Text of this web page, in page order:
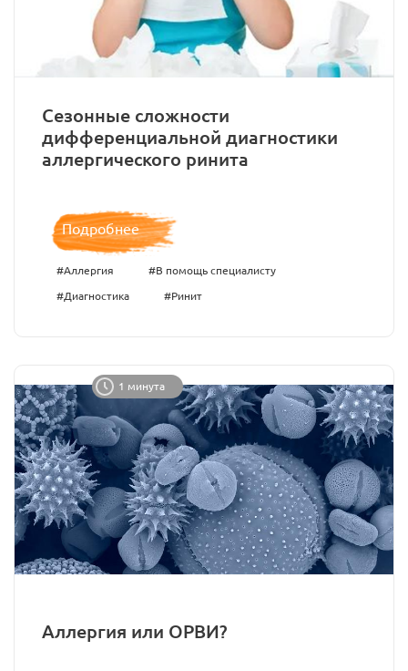
Сезонные сложности
дифференциальной диагностики
аллергического ринита
Подробнее
#Аллергия #В помощь специалисту
#Диагностика #Ринит
1 минута
Аллергия или ОРВИ?